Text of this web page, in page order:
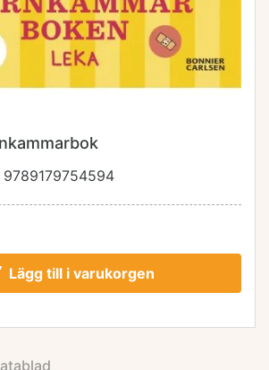
9789179754594
Lägg till i varukorgen